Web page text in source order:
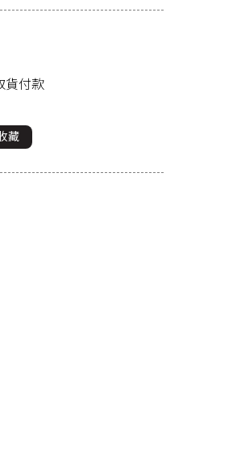
貨付款
藏